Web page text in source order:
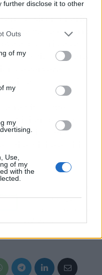
further disclose it to other
Outs
of my
my
my
Use,
of my
with the
Bicentenario
hasta el Cerro
de la ciudad, para
de cervezas
atractivos que
visitantes, así
turísticos en los
Chile, visite el sitio
Email marketing y